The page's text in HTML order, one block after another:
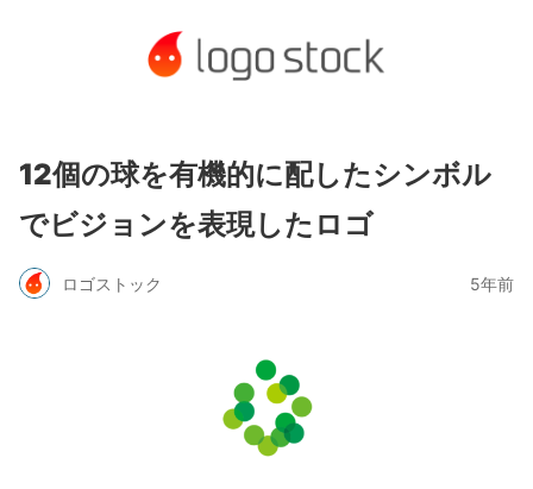
12個の球を有機的に配したシンボル
でビジョンを表現したロゴ
ロゴストック 5年前